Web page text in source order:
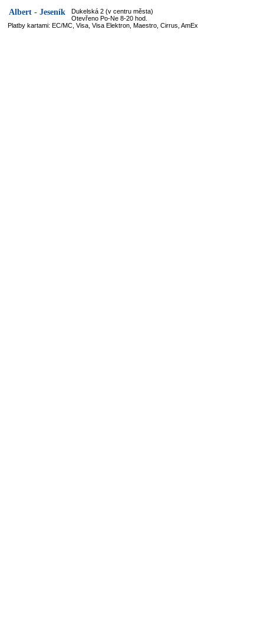
Albert - Jeseník
Dukelská 2 (v centru města)
Otevřeno Po-Ne 8-20 hod.
Platby kartami: EC/MC, Visa, Visa Elektron, Maestro, Cirrus, AmEx